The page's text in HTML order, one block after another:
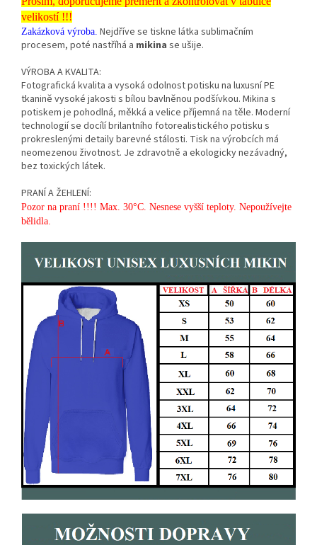
velikostí !!!
Zakázková výroba. Nejdříve se tiskne látka sublimačním
procesem, poté nastříhá a mikina se ušije.
VÝROBA A KVALITA:
Fotografická kvalita a vysoká odolnost potisku na luxusní PE
tkanině vysoké jakosti s bílou bavlněnou podšívkou. Mikina s
potiskem je pohodlná, měkká a velice příjemná na těle. Moderní
technologií se docílí brilantního fotorealistického potisku s
prokreslenými detaily barevné stálosti. Tisk na výrobcích má
neomezenou životnost. Je zdravotně a ekologicky nezávadný,
bez toxických látek.
PRANÍ A ŽEHLENÍ:
Pozor na praní !!!! Max. 30°C. Nesnese vyšší teploty. Nepoužívejte
bělidla.